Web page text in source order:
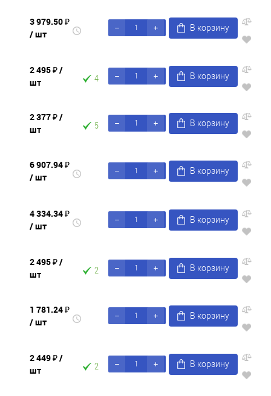
3 979.50 ₽
/ шт
В корзину
2 495 ₽/
шт
4 В корзину
2 377 ₽/
шт
5 В корзину
6 907.94 ₽
/ шт
В корзину
4 334.34 ₽
/ шт
В корзину
2 495 ₽/
шт
2 В корзину
1 781.24 ₽
/ шт
В корзину
2 449 ₽/
шт
2 В корзину